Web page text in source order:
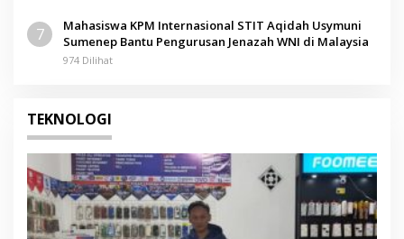
7
Mahasiswa KPM Internasional STIT Aqidah Usymuni
Sumenep Bantu Pengurusan Jenazah WNI di Malaysia
974 Dilihat
TEKNOLOGI